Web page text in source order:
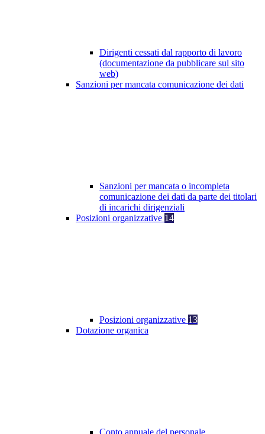
Dirigenti cessati dal rapporto di lavoro
(documentazione da pubblicare sul sito
web)
Sanzioni per mancata comunicazione dei dati
Sanzioni per mancata o incompleta
comunicazione dei dati da parte dei titolari
di incarichi dirigenziali
Posizioni organizzative 14
Posizioni organizzative 13
Dotazione organica